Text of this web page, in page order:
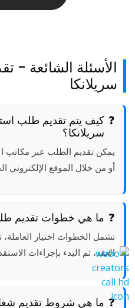
الأسئلة الشائعة -
سريلانكا
كيف يتم تقديم طلب
سريلانكا؟
يمكن تقديم الطلب عبر مكاتب
أو من خلال الموقع الإلكتروني
ما هي خطوات تقديم
تشمل الخطوات اختيار العاملة،
العقد، ثم البدء بإجراءات
ما هي شروط تقديم